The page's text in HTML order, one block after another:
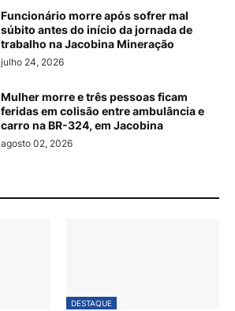
Funcionário morre após sofrer mal
súbito antes do início da jornada de
trabalho na Jacobina Mineração
julho 24, 2026
Mulher morre e três pessoas ficam
feridas em colisão entre ambulância e
carro na BR-324, em Jacobina
agosto 02, 2026
DESTAQUE